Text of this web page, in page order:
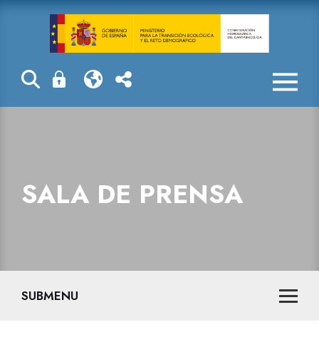
Consejos
SALA DE PRENSA
SUBMENU